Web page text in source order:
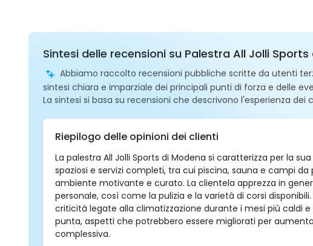
Sintesi delle recensioni su Palestra All Jolli Sports
Abbiamo raccolto recensioni pubbliche scritte da utenti
sintesi chiara e imparziale dei principali punti di forza e delle
La sintesi si basa su recensioni che descrivono l'esperienza dei
Riepilogo delle opinioni dei clienti
La palestra All Jolli Sports di Modena si caratterizza per la
spaziosi e servizi completi, tra cui piscina, sauna e campi
ambiente motivante e curato. La clientela apprezza in
personale, così come la pulizia e la varietà di corsi
criticità legate alla climatizzazione durante i mesi più caldi
punta, aspetti che potrebbero essere migliorati per
complessiva.